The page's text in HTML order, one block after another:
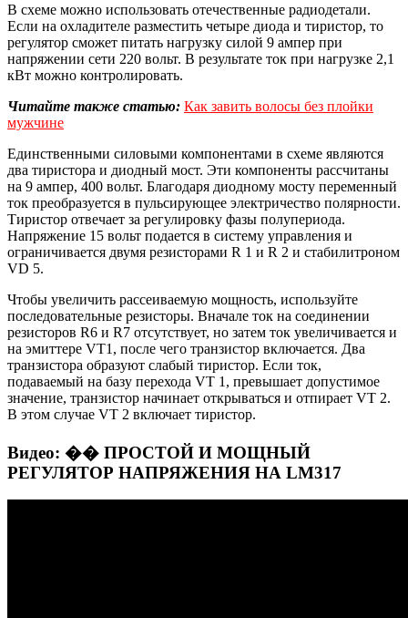
В схеме можно использовать отечественные радиодетали.
Если на охладителе разместить четыре диода и тиристор, то
регулятор сможет питать нагрузку силой 9 ампер при
напряжении сети 220 вольт. В результате ток при нагрузке 2,1
кВт можно контролировать.
Читайте также статью: Как завить волосы без плойки
мужчине
Единственными силовыми компонентами в схеме являются
два тиристора и диодный мост. Эти компоненты рассчитаны
на 9 ампер, 400 вольт. Благодаря диодному мосту переменный
ток преобразуется в пульсирующее электричество полярности.
Тиристор отвечает за регулировку фазы полупериода.
Напряжение 15 вольт подается в систему управления и
ограничивается двумя резисторами R 1 и R 2 и стабилитроном
VD 5.
Чтобы увеличить рассеиваемую мощность, используйте
последовательные резисторы. Вначале ток на соединении
резисторов R6 и R7 отсутствует, но затем ток увеличивается и
на эмиттере VT1, после чего транзистор включается. Два
транзистора образуют слабый тиристор. Если ток,
подаваемый на базу перехода VT 1, превышает допустимое
значение, транзистор начинает открываться и отпирает VT 2.
В этом случае VT 2 включает тиристор.
Видео: �� ПРОСТОЙ И МОЩНЫЙ
РЕГУЛЯТОР НАПРЯЖЕНИЯ НА LM317